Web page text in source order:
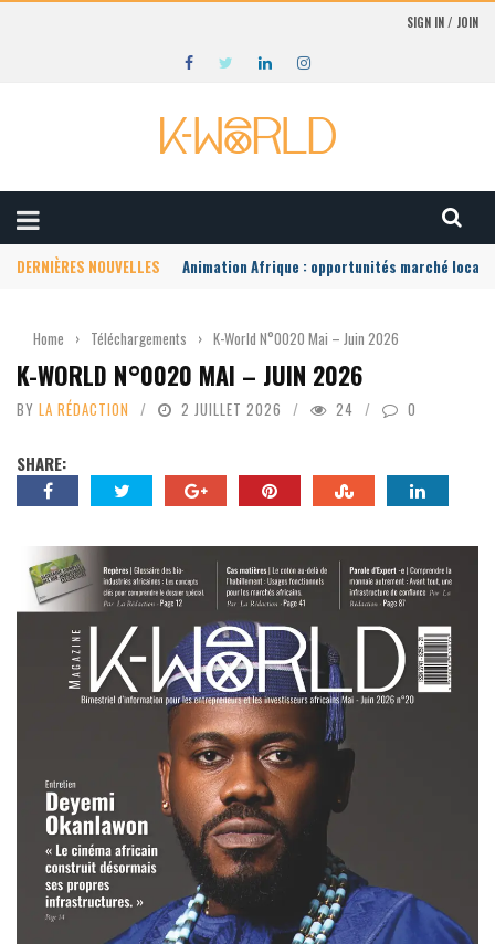
SIGN IN / JOIN
DERNIÈRES NOUVELLES Animation Afrique : opportunités marché local
Home › Téléchargements › K-World N°0020 Mai – Juin 2026
K-WORLD N°0020 MAI – JUIN 2026
BY LA RÉDACTION 2 JUILLET 2026 24 0
SHARE: